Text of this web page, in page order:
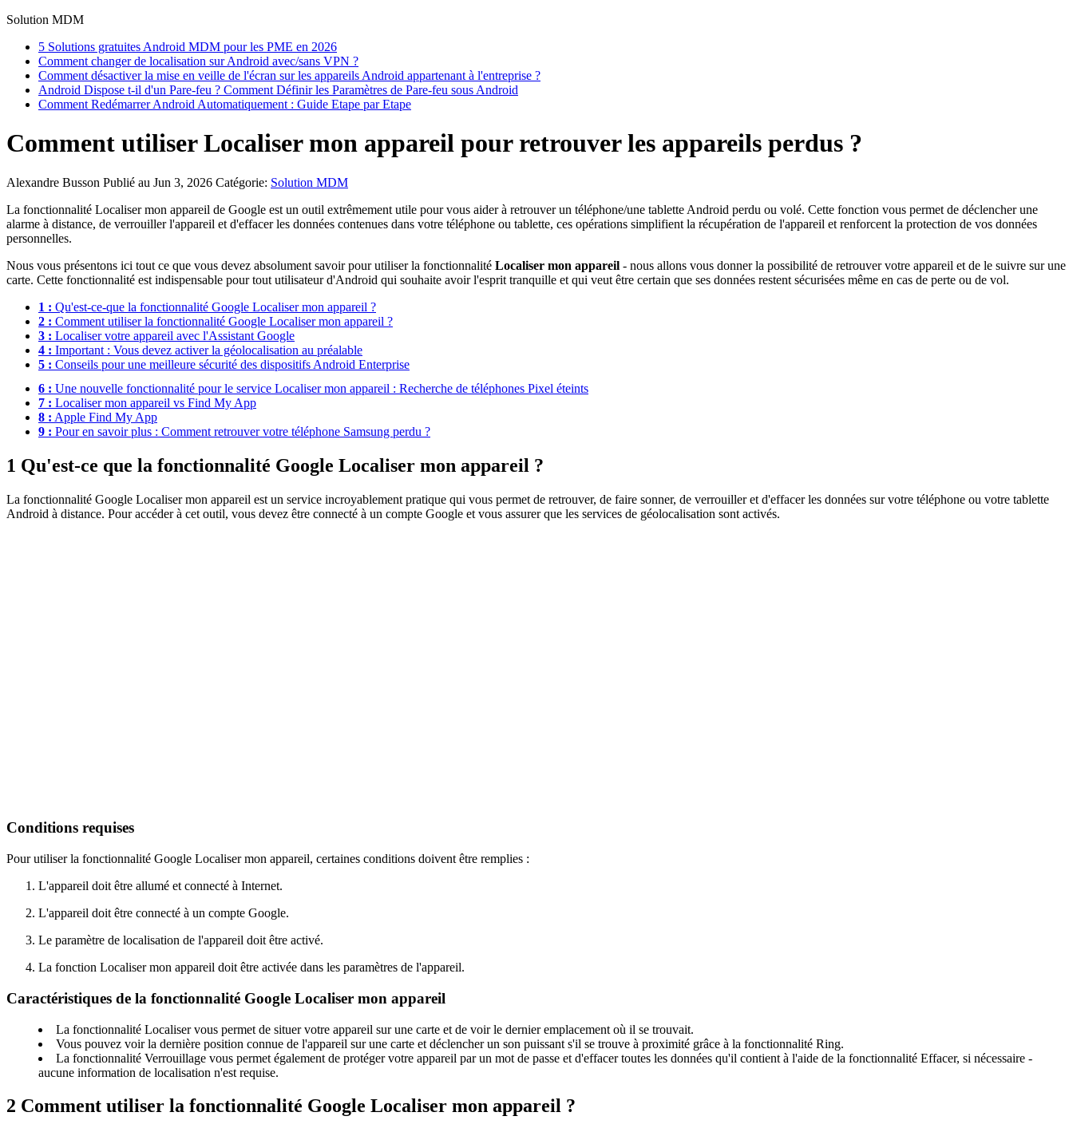
Solution MDM
5 Solutions gratuites Android MDM pour les PME en 2026
Comment changer de localisation sur Android avec/sans VPN ?
Comment désactiver la mise en veille de l'écran sur les appareils Android appartenant à l'entreprise ?
Android Dispose t-il d'un Pare-feu ? Comment Définir les Paramètres de Pare-feu sous Android
Comment Redémarrer Android Automatiquement : Guide Etape par Etape
Comment utiliser Localiser mon appareil pour retrouver les appareils perdus ?
Alexandre Busson Publié au Jun 3, 2026 Catégorie: Solution MDM
La fonctionnalité Localiser mon appareil de Google est un outil extrêmement utile pour vous aider à retrouver un téléphone/une tablette Android perdu ou volé. Cette fonction vous permet de déclencher une
alarme à distance, de verrouiller l'appareil et d'effacer les données contenues dans votre téléphone ou tablette, ces opérations simplifient la récupération de l'appareil et renforcent la protection de vos données
personnelles.
Nous vous présentons ici tout ce que vous devez absolument savoir pour utiliser la fonctionnalité Localiser mon appareil - nous allons vous donner la possibilité de retrouver votre appareil et de le suivre sur une
carte. Cette fonctionnalité est indispensable pour tout utilisateur d'Android qui souhaite avoir l'esprit tranquille et qui veut être certain que ses données restent sécurisées même en cas de perte ou de vol.
1 : Qu'est-ce-que la fonctionnalité Google Localiser mon appareil ?
2 : Comment utiliser la fonctionnalité Google Localiser mon appareil ?
3 : Localiser votre appareil avec l'Assistant Google
4 : Important : Vous devez activer la géolocalisation au préalable
5 : Conseils pour une meilleure sécurité des dispositifs Android Enterprise
6 : Une nouvelle fonctionnalité pour le service Localiser mon appareil : Recherche de téléphones Pixel éteints
7 : Localiser mon appareil vs Find My App
8 : Apple Find My App
9 : Pour en savoir plus : Comment retrouver votre téléphone Samsung perdu ?
1 Qu'est-ce que la fonctionnalité Google Localiser mon appareil ?
La fonctionnalité Google Localiser mon appareil est un service incroyablement pratique qui vous permet de retrouver, de faire sonner, de verrouiller et d'effacer les données sur votre téléphone ou votre tablette
Android à distance. Pour accéder à cet outil, vous devez être connecté à un compte Google et vous assurer que les services de géolocalisation sont activés.
Conditions requises
Pour utiliser la fonctionnalité Google Localiser mon appareil, certaines conditions doivent être remplies :
L'appareil doit être allumé et connecté à Internet.
L'appareil doit être connecté à un compte Google.
Le paramètre de localisation de l'appareil doit être activé.
La fonction Localiser mon appareil doit être activée dans les paramètres de l'appareil.
Caractéristiques de la fonctionnalité Google Localiser mon appareil
La fonctionnalité Localiser vous permet de situer votre appareil sur une carte et de voir le dernier emplacement où il se trouvait.
Vous pouvez voir la dernière position connue de l'appareil sur une carte et déclencher un son puissant s'il se trouve à proximité grâce à la fonctionnalité Ring.
La fonctionnalité Verrouillage vous permet également de protéger votre appareil par un mot de passe et d'effacer toutes les données qu'il contient à l'aide de la fonctionnalité Effacer, si nécessaire -
aucune information de localisation n'est requise.
2 Comment utiliser la fonctionnalité Google Localiser mon appareil ?